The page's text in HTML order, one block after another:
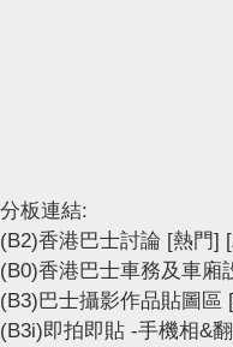
分板連結:
(B2)香港巴士討論 [熱門]
(B0)香港巴士車務及車廂
(B3)巴士攝影作品貼圖區
(B3i)即拍即貼 -手機相&